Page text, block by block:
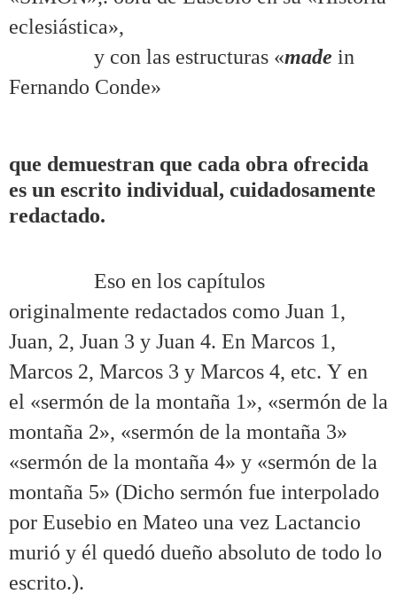
eclesiástica»,
y con las estructuras «made in
Fernando Conde»
que demuestran que cada obra ofrecida
es un escrito individual, cuidadosamente
redactado.
Eso en los capítulos
originalmente redactados como Juan 1,
Juan, 2, Juan 3 y Juan 4. En Marcos 1,
Marcos 2, Marcos 3 y Marcos 4, etc. Y en
el «sermón de la montaña 1», «sermón de la
montaña 2», «sermón de la montaña 3»
«sermón de la montaña 4» y «sermón de la
montaña 5» (Dicho sermón fue interpolado
por Eusebio en Mateo una vez Lactancio
murió y él quedó dueño absoluto de todo lo
escrito.).